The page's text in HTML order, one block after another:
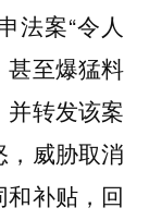
法案“令人
甚至爆猛料
转发该案
，威胁取消
补贴，回